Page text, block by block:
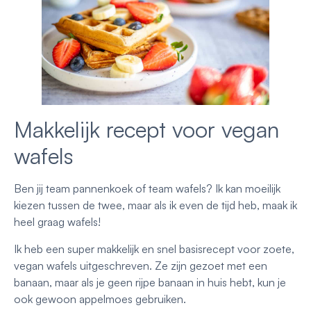
Makkelijk recept voor vegan
wafels
Ben jij team pannenkoek of team wafels? Ik kan moeilijk
kiezen tussen de twee, maar als ik even de tijd heb, maak ik
heel graag wafels!
Ik heb een super makkelijk en snel basisrecept voor zoete,
vegan wafels uitgeschreven. Ze zijn gezoet met een
banaan, maar als je geen rijpe banaan in huis hebt, kun je
ook gewoon appelmoes gebruiken.